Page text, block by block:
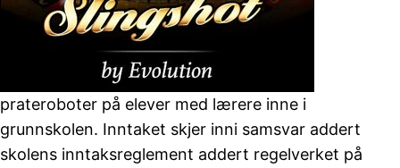
prateroboter på elever med lærere inne i
grunnskolen. Inntaket skjer inni samsvar addert
skolens inntaksreglement addert regelverket på